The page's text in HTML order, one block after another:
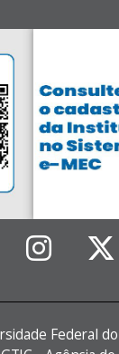
Federal